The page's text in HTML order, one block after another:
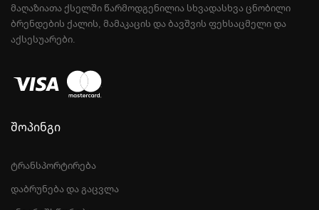
ᲛᲐᲦᲐᲖᲘᲐᲗᲐ ᲥᲡᲔᲚᲨᲘ ᲬᲐᲠᲛᲝᲓᲒᲔᲜᲘᲚᲘᲐ ᲡᲮᲕᲐᲓᲐᲡᲮᲕᲐ ᲪᲜᲝᲑᲘᲚᲘ
ᲑᲠᲔᲜᲓᲔᲑᲘᲡ ᲥᲐᲚᲘᲡ, ᲛᲐᲛᲐᲙᲐᲪᲘᲡ ᲓᲐ ᲑᲐᲕᲨᲕᲘᲡ ᲤᲔᲮᲡᲐᲪᲛᲔᲚᲘ ᲓᲐ
ᲐᲥᲡᲔᲡᲣᲐᲠᲔᲑᲘ.
შოპინგი
ტრანსპორტირება
დაბრუნება და გაცვლა